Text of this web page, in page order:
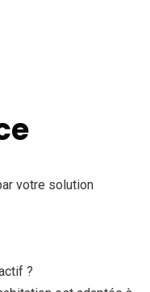
votre solution
?